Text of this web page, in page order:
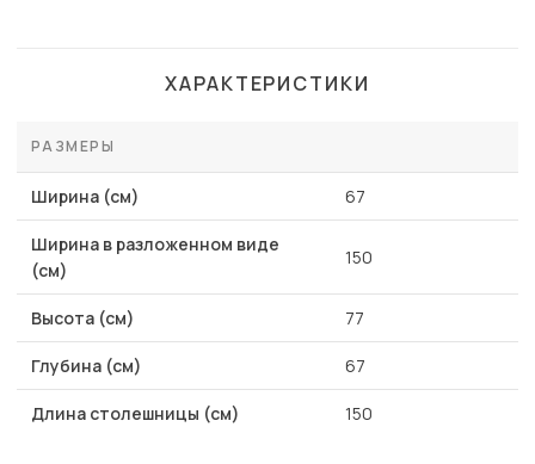
ХАРАКТЕРИСТИКИ
РАЗМЕРЫ
Ширина (см) 67
Ширина в разложенном виде
(см)
150
Высота (см) 77
Глубина (см) 67
Длина столешницы (см) 150